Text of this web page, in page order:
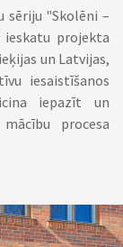
sēriju "Skolēni –
projekta
un Latvijas,
iesaistīšanos
iepazīt un
procesa